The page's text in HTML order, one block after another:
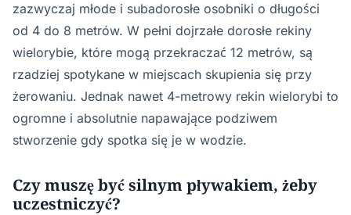
zazwyczaj młode i subadorosłe osobniki o długości
od 4 do 8 metrów. W pełni dojrzałe dorosłe rekiny
wielorybie, które mogą przekraczać 12 metrów, są
rzadziej spotykane w miejscach skupienia się przy
żerowaniu. Jednak nawet 4-metrowy rekin wielorybi to
ogromne i absolutnie napawające podziwem
stworzenie gdy spotka się je w wodzie.
Czy muszę być silnym pływakiem, żeby
uczestniczyć?